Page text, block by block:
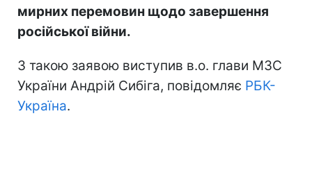
мирних перемовин щодо завершення
російської війни.
З такою заявою виступив в.о. глави МЗС
України Андрій Сибіга, повідомляє РБК-
Україна.